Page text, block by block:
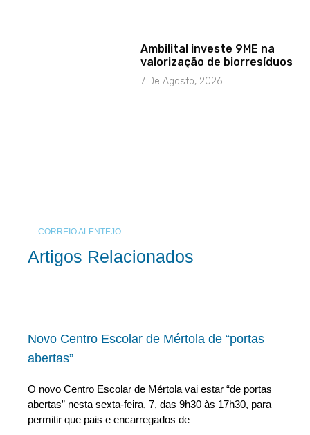
Ambilital investe 9ME na
valorização de biorresíduos
7 De Agosto, 2026
CORREIO ALENTEJO
Artigos Relacionados
Novo Centro Escolar de Mértola de “portas
abertas”
O novo Centro Escolar de Mértola vai estar “de portas
abertas” nesta sexta-feira, 7, das 9h30 às 17h30, para
permitir que pais e encarregados de